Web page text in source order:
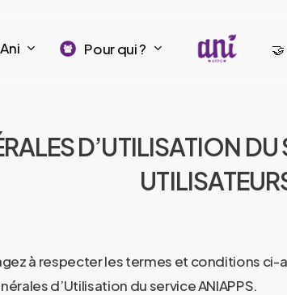
Pour qui ? 🤝
D’UTILISATION
à respecter les termes et conditions ci-
d’Utilisation du service ANIAPPS.